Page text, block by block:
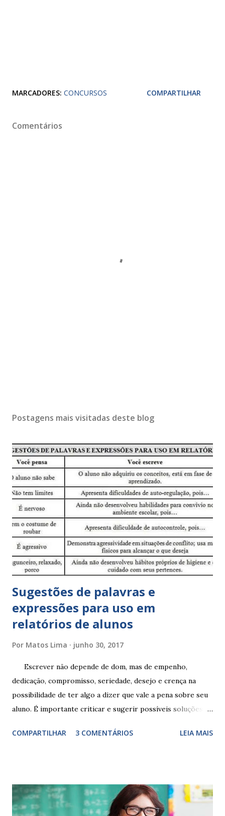
MARCADORES: CONCURSOS COMPARTILHAR
Comentários
Postagens mais visitadas deste blog
Sugestões de palavras e
expressões para uso em
relatórios de alunos
Por Matos Lima junho 30, 2017
Escrever não depende de dom, mas de empenho,
dedicação, compromisso, seriedade, desejo e crença na
possibilidade de ter algo a dizer que vale a pena sobre seu
aluno. É importante criticar e sugerir possíveis soluções.
exercitação. E encontrar a melhor maneira de expressar o
sempre as intervenções feitas para ações apresentadas,
isso ressalta trabalho. SUGESTÕES DE PALAVRAS E
COMPARTILHAR 3 COMENTÁRIOS LEIA MAIS